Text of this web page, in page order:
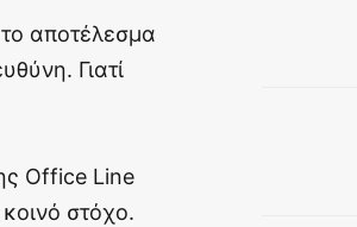
αποτέλεσμα
Γιατί
Office Line
στόχο.